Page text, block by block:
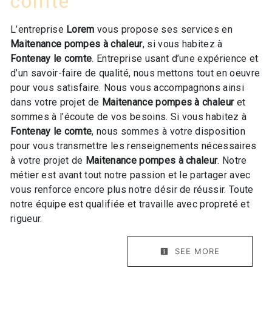
L’entreprise Lorem vous propose ses services en
Maitenance pompes à chaleur, si vous habitez à
Fontenay le comte. Entreprise usant d’une expérience et
d’un savoir-faire de qualité, nous mettons tout en oeuvre
pour vous satisfaire. Nous vous accompagnons ainsi
dans votre projet de Maitenance pompes à chaleuret
sommes à l’écoute de vos besoins. Si vous habitez à
Fontenay le comte, nous sommes à votre disposition
pour vous transmettre les renseignements nécessaires
à votre projet de Maitenance pompes à chaleur. Notre
métier est avant tout notre passion et le partager avec
vous renforce encore plus notre désir de réussir. Toute
notre équipe est qualifiée et travaille avec propreté et
rigueur.
SEE MORE